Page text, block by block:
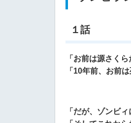
１話
「お前は源さくら
「10年前、お前は
「だが、ゾンビ